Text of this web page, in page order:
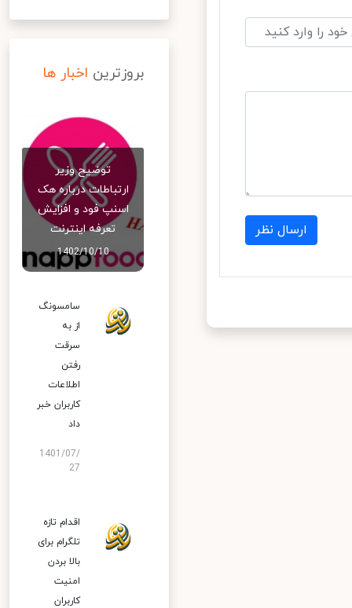
ارسال نظر
بروزترین اخبار ها
توضیح وزیر
ارتباطات درباره هک
اسنپ‌ فود و افزایش
تعرفه اینترنت
1402/10/10
سامسونگ
از به
سرقت
رفتن
اطلاعات
کاربران خبر
داد
1401/07/
27
اقدام تازه
تلگرام برای
بالا بردن
امنیت
کاربران